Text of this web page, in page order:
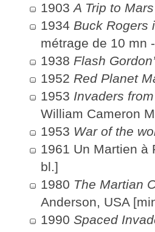
1903A Trip to Mars
1934 Buck Rogers
métrage de 10 mn
1938 Flash
1952 Red Planet
1953 Invaders
William Cameron
1953 War of the
1961 Un Martien à
bl.]
1980 The Martian
Anderson, USA
1990 Spaced